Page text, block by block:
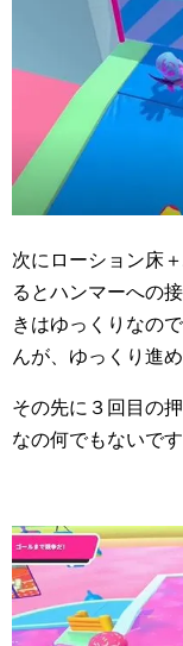
次にローション床
るとハンマーへの
きはゆっくりなの
んが、ゆっくり進
その先に３回目の
なの何でもないで